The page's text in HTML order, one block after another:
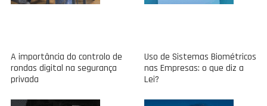
A importância do controlo de
rondas digital na segurança
privada
Uso de Sistemas Biométricos
nas Empresas: o que diz a
Lei?